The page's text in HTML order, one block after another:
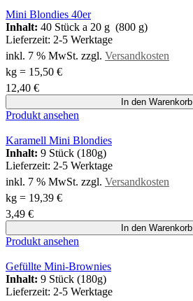
Mini Blondies 40er
Inhalt: 40 Stück a 20 g (800 g)
Lieferzeit: 2-5 Werktage
inkl. 7 % MwSt. zzgl. Versandkosten
kg = 15,50 €
12,40 €
In den Warenkorb
Produkt ansehen
Karamell Mini Blondies
Inhalt: 9 Stück (180g)
Lieferzeit: 2-5 Werktage
inkl. 7 % MwSt. zzgl. Versandkosten
kg = 19,39 €
3,49 €
In den Warenkorb
Produkt ansehen
Gefüllte Mini-Brownies
Inhalt: 9 Stück (180g)
Lieferzeit: 2-5 Werktage